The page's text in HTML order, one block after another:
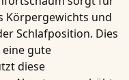
Körpergewichts und
Schlafposition. Dies
gute
diese